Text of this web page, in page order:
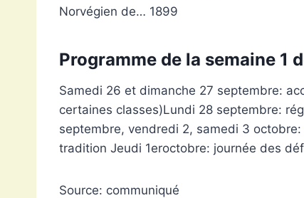
Norvégien de… 1899
Programme de la semaine 1
Samedi 26 et dimanche 27 septembre:
certaines classes)Lundi 28 septembre:
septembre, vendredi 2, samedi 3
tradition Jeudi 1eroctobre: journée des
Source: communiqué